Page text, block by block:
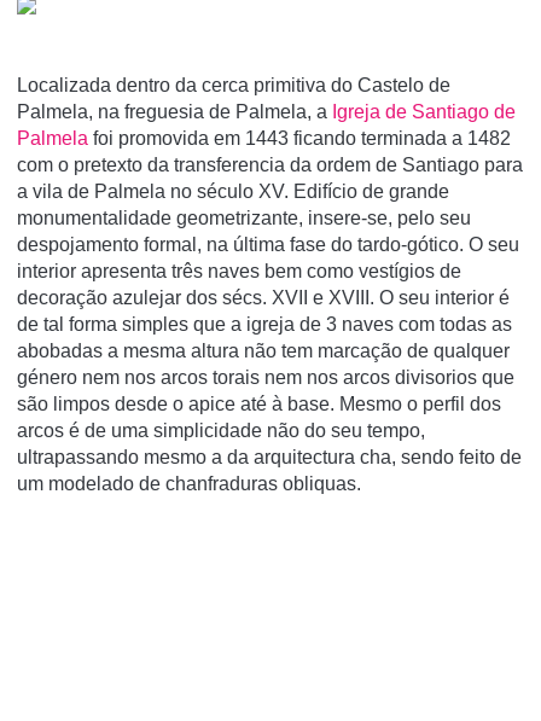
Localizada dentro da cerca primitiva do Castelo de
Palmela, na freguesia de Palmela, a Igreja de Santiago de
Palmela foi promovida em 1443 ficando terminada a 1482
com o pretexto da transferencia da ordem de Santiago para
a vila de Palmela no século XV. Edifí­cio de grande
monumentalidade geometrizante, insere-se, pelo seu
despojamento formal, na última fase do tardo-gótico. O seu
interior apresenta três naves bem como vestí­gios de
decoração azulejar dos sécs. XVII e XVIII. O seu interior é
de tal forma simples que a igreja de 3 naves com todas as
abobadas a mesma altura não tem marcação de qualquer
género nem nos arcos torais nem nos arcos divisorios que
são limpos desde o apice até à base. Mesmo o perfil dos
arcos é de uma simplicidade não do seu tempo,
ultrapassando mesmo a da arquitectura cha, sendo feito de
um modelado de chanfraduras obliquas.